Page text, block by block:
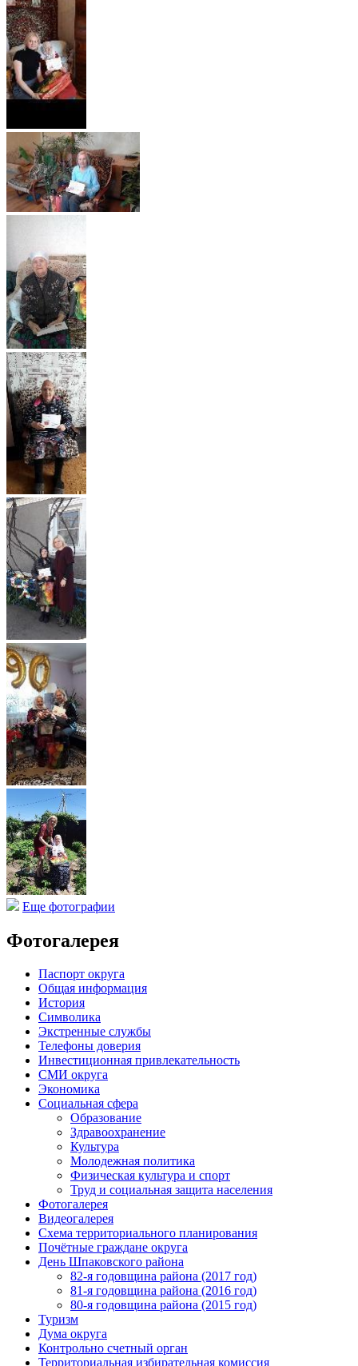
Еще фотографии
Фотогалерея
Паспорт округа
Общая информация
История
Символика
Экстренные службы
Телефоны доверия
Инвестиционная привлекательность
СМИ округа
Экономика
Социальная сфера
Образование
Здравоохранение
Культура
Молодежная политика
Физическая культура и спорт
Труд и социальная защита населения
Фотогалерея
Видеогалерея
Схема территориального планирования
Почётные граждане округа
День Шпаковского района
82-я годовщина района (2017 год)
81-я годовщина района (2016 год)
80-я годовщина района (2015 год)
Туризм
Дума округа
Контрольно счетный орган
Территориальная избирательная комиссия